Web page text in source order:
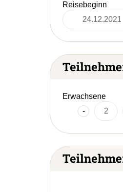
Reisebeginn
Erwachsene
-